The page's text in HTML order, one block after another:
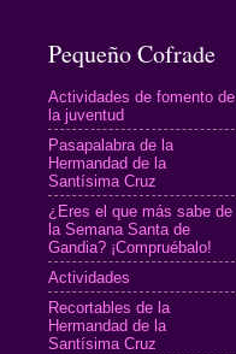
Pequeño Cofrade
Actividades de fomento de
la juventud
Pasapalabra de la
Hermandad de la
Santísima Cruz
¿Eres el que más sabe de
la Semana Santa de
Gandia? ¡Compruébalo!
Actividades
Recortables de la
Hermandad de la
Santísima Cruz